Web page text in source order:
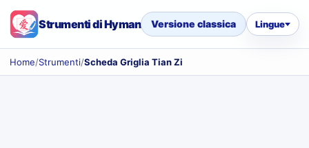
Strumenti di Hyman Versione classica Lingue
Home/Strumenti/Scheda Griglia Tian Zi